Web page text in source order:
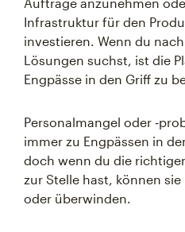
Infrastruktur für den
investieren. Wenn du
Lösungen suchst, ist die
Engpässe in den Griff zu
Personalmangel oder
immer zu Engpässen in
doch wenn du die
zur Stelle hast, können
oder überwinden.